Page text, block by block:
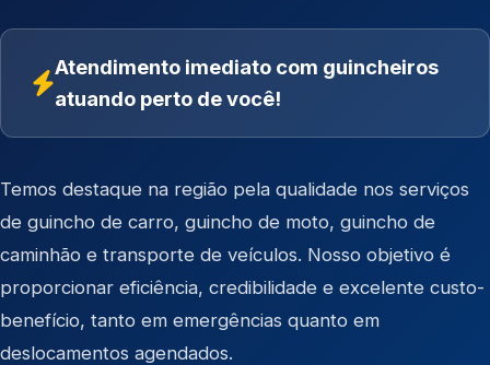
Atendimento imediato com guincheiros
atuando perto de você!
Temos destaque na região pela qualidade nos serviços
de guincho de carro, guincho de moto, guincho de
caminhão e transporte de veículos. Nosso objetivo é
proporcionar eficiência, credibilidade e excelente custo-
benefício, tanto em emergências quanto em
deslocamentos agendados.